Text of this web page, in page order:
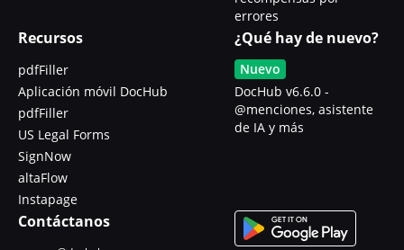
errores
Recursos
pdfFiller
Aplicación móvil DocHub
pdfFiller
US Legal Forms
SignNow
altaFlow
Instapage
¿Qué hay de nuevo?
Nuevo
DocHub v6.6.0 -
@menciones, asistente
de IA y más
Contáctanos